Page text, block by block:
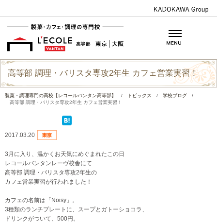
高等部 調理・バリスタ専攻2年生 カフェ営業実習！
製菓・調理専門の高校【レコールバンタン高等部】 / トピックス / 学校ブログ
/
高等部 調理・バリスタ専攻2年生 カフェ営業実習！
2017.03.20
3月に入り、温かくお天気にめぐまれたこの日
レコールバンタンレーヴ校舎にて
高等部 調理・バリスタ専攻2年生の
カフェ営業実習が行われました！
カフェの名前は「Noisy」。
3種類のランチプレートに、スープとガトーショコラ、
ドリンクがついて、500円。